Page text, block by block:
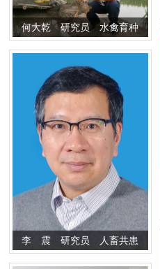
何大乾 研究员 水禽育种
李 震 研究员 人畜共患